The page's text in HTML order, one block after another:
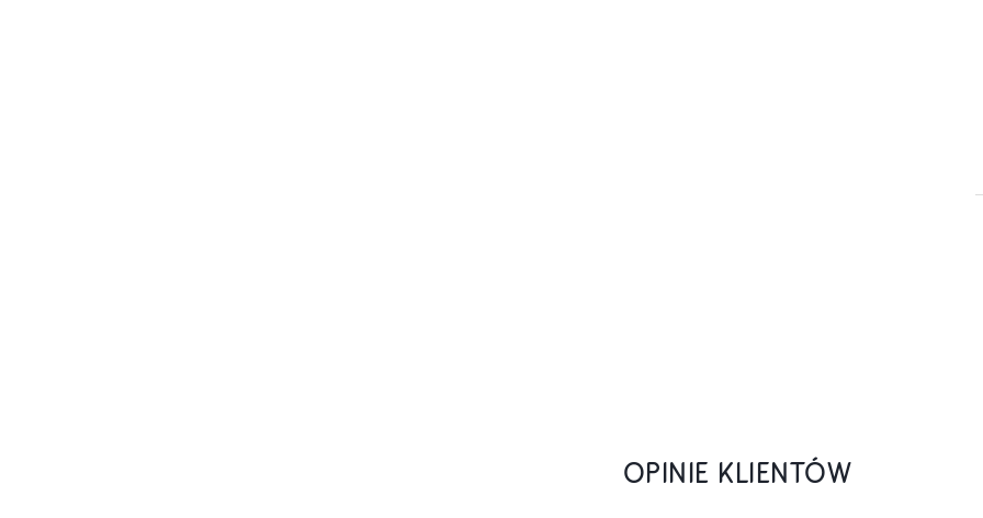
OPINIE KLIENTÓW